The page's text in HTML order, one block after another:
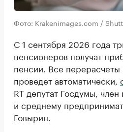
Фото: Krakenimages.com /
С 1 сентября 2026 года
пенсионеров получат
пенсии. Все
проведет автоматически,
RT депутат Госдумы,
и среднему
Говырин.